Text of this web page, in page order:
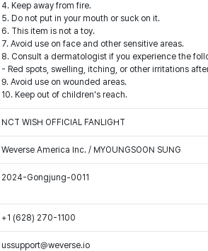
4. Keep away from fire.
5. Do not put in your mouth or suck on it.
6. This item is not a toy.
7. Avoid use on face and other sensitive areas.
8. Consult a dermatologist if you experience the
- Red spots, swelling, itching, or other irritations
9. Avoid use on wounded areas.
10. Keep out of children's reach.
NCT WISH OFFICIAL FANLIGHT
Weverse America Inc. / MYOUNGSOON SUNG
2024-Gongjung-0011
+1 (628) 270-1100
ussupport@weverse.io